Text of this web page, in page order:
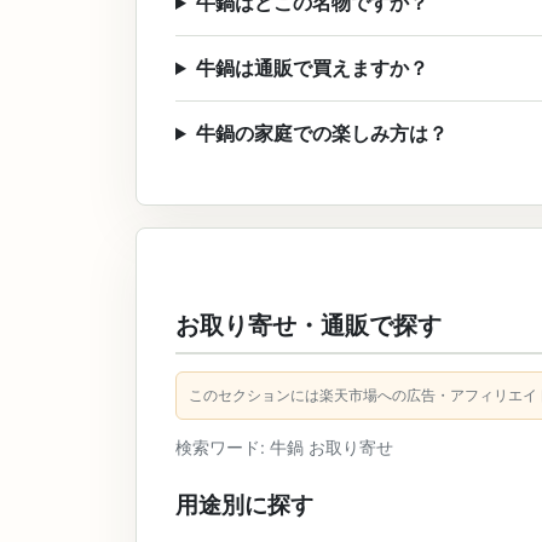
牛鍋は通販で買えますか？
牛鍋の家庭での楽しみ方は？
お取り寄せ・通販で探す
このセクションには楽天市場への広告・アフィリエイ
検索ワード: 牛鍋 お取り寄せ
用途別に探す